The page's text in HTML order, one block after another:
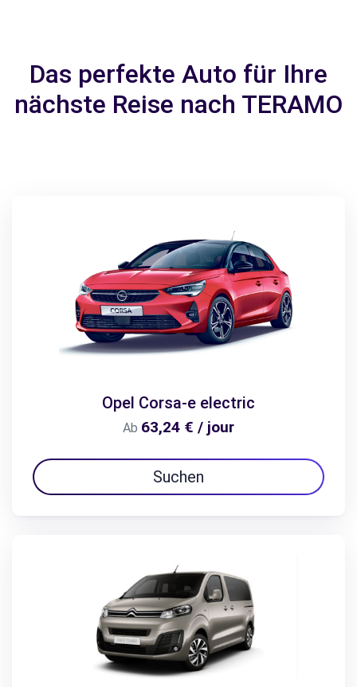
Das perfekte Auto für Ihre
nächste Reise nach TERAMO
Opel Corsa-e electric
Ab 63,24 € / jour
Suchen